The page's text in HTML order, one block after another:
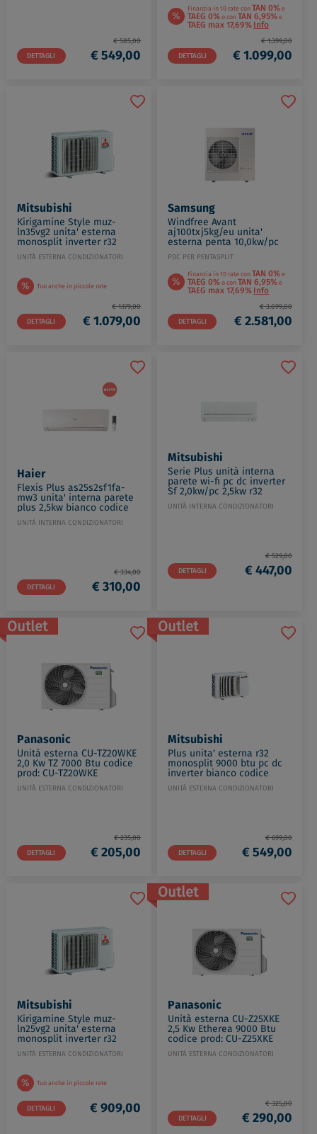
DETTAGLI
€ 585,00
€ 549,00
% Finanzia in 10 rate conTAN 0%e
TAEG 0%o conTAN 6,95%e
TAEG max 17,69%Info
DETTAGLI
€ 1.399,00
€ 1.099,00
Mitsubishi
Kirigamine Style muz-
ln35vg2 unita' esterna
monosplit inverter r32
bianco codice prod: MUZ-
LN35VG2
UNITÀ ESTERNA CONDIZIONATORI
% Tuo anche in piccole rate
DETTAGLI
€ 1.179,00
€ 1.079,00
Samsung
Windfree Avant
aj100txj5kg/eu unita'
esterna penta 10,0kw/pc
12,0 kw r32 bianco codice
prod: AJ100TXJ5KG/EU
PDC PER PENTASPLIT
% Finanzia in 10 rate conTAN 0%e
TAEG 0%o conTAN 6,95%e
TAEG max 17,69%Info
DETTAGLI
€ 3.099,00
€ 2.581,00
Haier
Flexis Plus as25s2sf1fa-
mw3 unita' interna parete
plus 2,5kw bianco codice
prod: 2501301B2
UNITÀ INTERNA CONDIZIONATORI
DETTAGLI
€ 334,00
€ 310,00
Mitsubishi
Serie Plus unità interna
parete wi-fi pc dc inverter
Sf 2,0kw/pc 2,5kw r32
codice prod: MSZ-AP20VGK
UNITÀ INTERNA CONDIZIONATORI
DETTAGLI
€ 529,00
€ 447,00
Outlet
Panasonic
Unità esterna CU-TZ20WKE
2,0 Kw TZ 7000 Btu codice
prod: CU-TZ20WKE
UNITÀ ESTERNA CONDIZIONATORI
DETTAGLI
€ 235,00
€ 205,00
Outlet
Mitsubishi
Plus unita' esterna r32
monosplit 9000 btu pc dc
inverter bianco codice
prod: MUZ-AP25VG
UNITÀ ESTERNA CONDIZIONATORI
DETTAGLI
€ 699,00
€ 549,00
Mitsubishi
Kirigamine Style muz-
ln25vg2 unita' esterna
monosplit inverter r32
bianco codice prod: MUZ-
LN25VG2
UNITÀ ESTERNA CONDIZIONATORI
% Tuo anche in piccole rate
DETTAGLI € 909,00
Outlet
Panasonic
Unità esterna CU-Z25XKE
2,5 Kw Etherea 9000 Btu
codice prod: CU-Z25XKE
UNITÀ ESTERNA CONDIZIONATORI
DETTAGLI
€ 325,00
€ 290,00